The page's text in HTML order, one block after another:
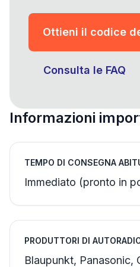
Ottieni il codice
Consulta le FAQ
Informazioni
TEMPO DI CONSEGNA
Immediato (pronto in
PRODUTTORI DI
Blaupunkt, Panasonic,